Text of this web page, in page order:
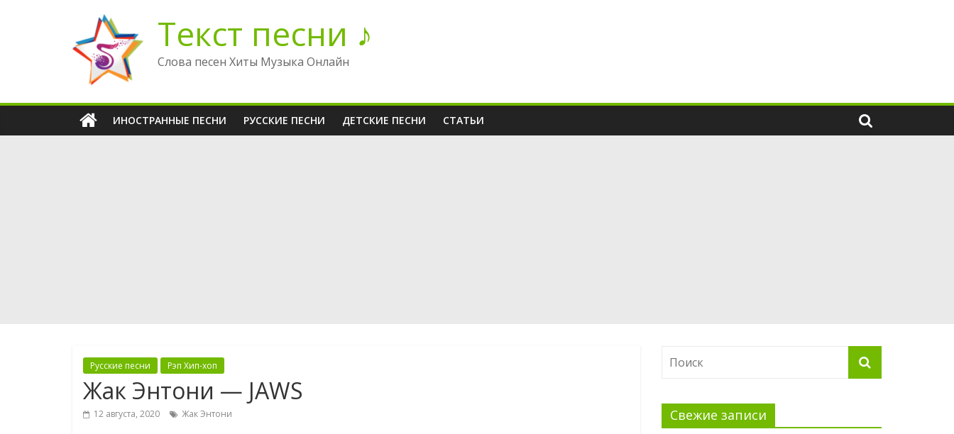
содержимому
Текст песни ♪
Слова песен Хиты Музыка Онлайн
ИНОСТРАННЫЕ ПЕСНИ РУССКИЕ ПЕСНИ ДЕТСКИЕ ПЕСНИ СТАТЬИ
Русские песни Рэп Хип-хоп
Жак Энтони — JAWS
12 августа, 2020 Жак Энтони Свежие записи